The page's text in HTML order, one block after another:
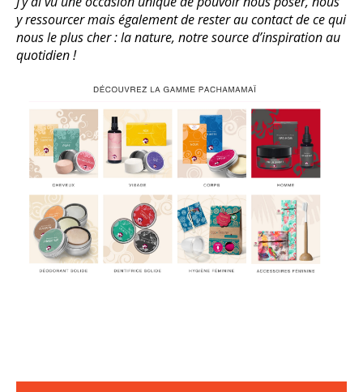
y ressourcer mais également de rester au contact de ce qui
nous le plus cher : la nature, notre source d’inspiration au
quotidien !